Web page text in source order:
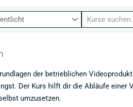
der betrieblichen
Der Kurs hilft dir die Abläufe einer
umzusetzen.